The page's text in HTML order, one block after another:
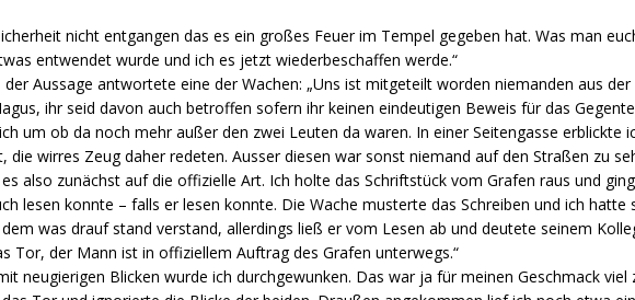
nicht entgangen das es ein großes Feuer im Tempel gegeben hat. Was man
entwendet wurde und ich es jetzt wiederbeschaffen werde.“
Aussage antwortete eine der Wachen: „Uns ist mitgeteilt worden niemanden aus
ihr seid davon auch betroffen sofern ihr keinen eindeutigen Beweis für das
um ob da noch mehr außer den zwei Leuten da waren. In einer Seitengasse erblickte
die wirres Zeug daher redeten. Ausser diesen war sonst niemand auf den Straßen zu
also zunächst auf die offizielle Art. Ich holte das Schriftstück vom Grafen raus und
lesen konnte – falls er lesen konnte. Die Wache musterte das Schreiben und ich hatte
was drauf stand verstand, allerdings ließ er vom Lesen ab und deutete seinem
Tor, der Mann ist in offiziellem Auftrag des Grafen unterwegs.“
neugierigen Blicken wurde ich durchgewunken. Das war ja für meinen Geschmack viel